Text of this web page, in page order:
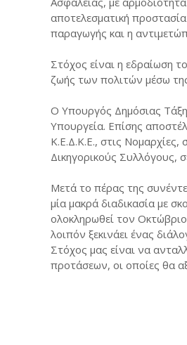
αποτελεσματική
παραγωγής και η
Στόχος είναι η εδραίωση
ζωής των πολιτών μέσω
Ο Υπουργός Δημόσιας
Υπουργεία. Επίσης
Κ.Ε.Δ.Κ.Ε., στις
Δικηγορικούς Συλλόγους,
Μετά το πέρας της
μία μακρά διαδικασία με
ολοκληρωθεί τον
λοιπόν ξεκινάει ένας
Στόχος μας είναι να
προτάσεων, οι οποίες θα